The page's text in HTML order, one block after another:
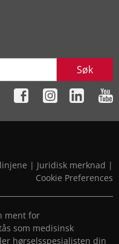
Søk
| Juridisk merknad |
Cookie Preferences
ment for
som medisinsk
hørselsspesialisten din